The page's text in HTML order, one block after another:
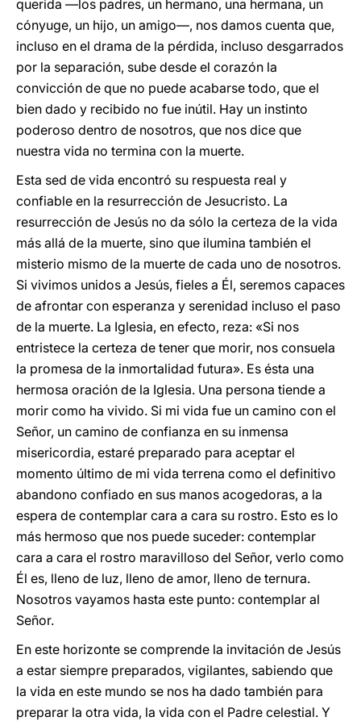
querida —los padres, un hermano, una hermana, un
cónyuge, un hijo, un amigo—, nos damos cuenta que,
incluso en el drama de la pérdida, incluso desgarrados
por la separación, sube desde el corazón la
convicción de que no puede acabarse todo, que el
bien dado y recibido no fue inútil. Hay un instinto
poderoso dentro de nosotros, que nos dice que
nuestra vida no termina con la muerte.
Esta sed de vida encontró su respuesta real y
confiable en la resurrección de Jesucristo. La
resurrección de Jesús no da sólo la certeza de la vida
más allá de la muerte, sino que ilumina también el
misterio mismo de la muerte de cada uno de nosotros.
Si vivimos unidos a Jesús, fieles a Él, seremos capaces
de afrontar con esperanza y serenidad incluso el paso
de la muerte. La Iglesia, en efecto, reza: «Si nos
entristece la certeza de tener que morir, nos consuela
la promesa de la inmortalidad futura». Es ésta una
hermosa oración de la Iglesia. Una persona tiende a
morir como ha vivido. Si mi vida fue un camino con el
Señor, un camino de confianza en su inmensa
misericordia, estaré preparado para aceptar el
momento último de mi vida terrena como el definitivo
abandono confiado en sus manos acogedoras, a la
espera de contemplar cara a cara su rostro. Esto es lo
más hermoso que nos puede suceder: contemplar
cara a cara el rostro maravilloso del Señor, verlo como
Él es, lleno de luz, lleno de amor, lleno de ternura.
Nosotros vayamos hasta este punto: contemplar al
Señor.
En este horizonte se comprende la invitación de Jesús
a estar siempre preparados, vigilantes, sabiendo que
la vida en este mundo se nos ha dado también para
preparar la otra vida, la vida con el Padre celestial. Y